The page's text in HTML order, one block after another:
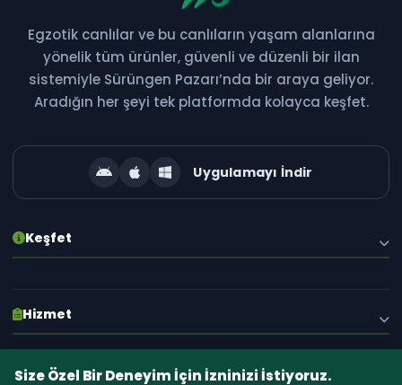
Bültene Abone Ol
Yeni ilanlar, kampanyalar ve özel fırsatlardan ilk siz
haberdar olun!
Abone Ol
E-posta adresiniz gizli tutulur. İstediğiniz zaman abonelikten çıkabilirsiniz.
Egzotik canlılar ve bu canlıların yaşam alanlarına
yönelik tüm ürünler, güvenli ve düzenli bir ilan
sistemiyle Sürüngen Pazarı’nda bir araya geliyor.
Aradığın her şeyi tek platformda kolayca keşfet.
Uygulamayı İndir
Keşfet
S.S.S.
Hizmet
İlanlar
Size Özel Bir Deneyim İçin İzninizi İstiyoruz.